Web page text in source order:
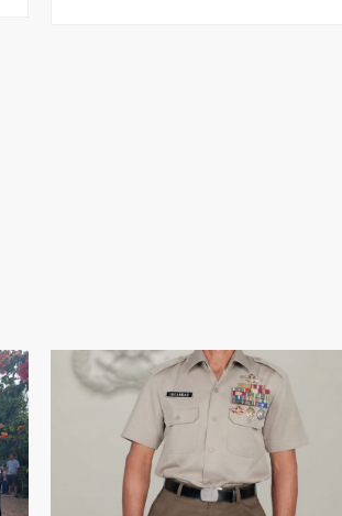
Dua
Orang